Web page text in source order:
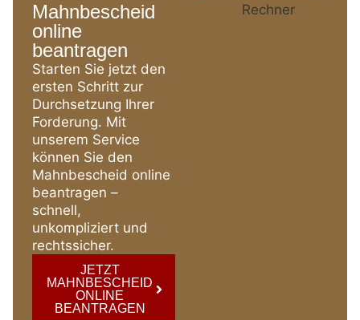
Mahnbescheid
online
beantragen
Starten Sie jetzt den
ersten Schritt zur
Durchsetzung Ihrer
Forderung. Mit
unserem Service
können Sie den
Mahnbescheid online
beantragen –
schnell,
unkompliziert und
rechtssicher.
JETZT
MAHNBESCHEID
ONLINE
BEANTRAGEN